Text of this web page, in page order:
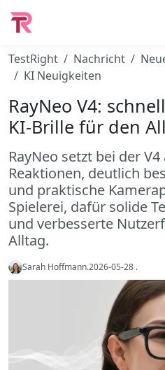
TestRight Nachricht
KI Neuigkeiten
RayNeo V4:
KI-Brille für den
RayNeo setzt bei der
Reaktionen, deutlich
und praktische
Spielerei, dafür solide
und verbesserte
Alltag.
Sarah Hoffmann.2026-05-28 .